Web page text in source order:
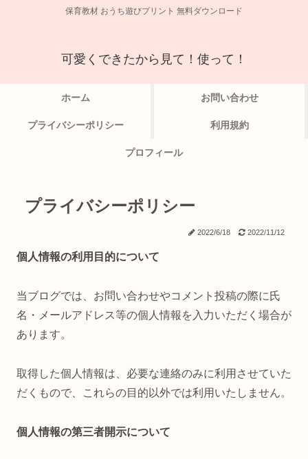
保育教材 おうち遊びプリント 無料ダウンロード
可愛くできたから見て！使って！
ホーム お問い合わせ
プライバシーポリシー 利用規約
プロフィール
プライバシーポリシー
2022/6/18 2022/11/12
個人情報の利用目的について
当ブログでは、お問い合わせやコメント投稿の際に氏
名・メールアドレス等の個人情報を入力いただく場合が
あります。
取得した個人情報は、必要な連絡のみに利用させていた
だくもので、これらの目的以外では利用いたしません。
個人情報の第三者開示について